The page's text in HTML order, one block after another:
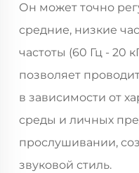
Он может точно
средние, низкие
частоты (60 Гц - 20
позволяет
в зависимости от
среды и личных
прослушивании,
звуковой стиль.